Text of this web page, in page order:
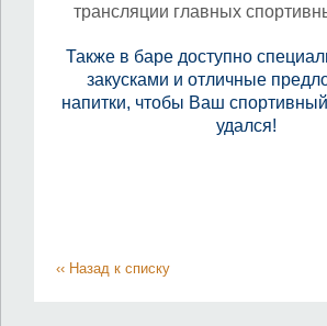
трансляции главных
Также в баре доступно
закусками и отличные
напитки, чтобы Ваш
удался!
‹‹ Назад к списку